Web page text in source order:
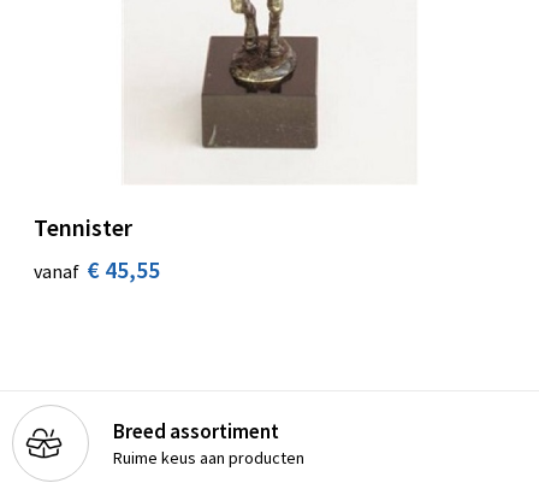
Tennister
vanaf € 45,55
Breed assortiment
Ruime keus aan producten